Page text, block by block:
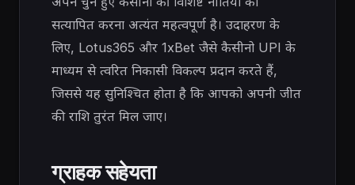
सत्यापित करना अत्यंत महत्वपूर्ण है। उदाहरण के
लिए, Lotus365 और 1xBet जैसे कैसीनो UPI के
माध्यम से त्वरित निकासी विकल्प प्रदान करते हैं,
जिससे यह सुनिश्चित होता है कि आपको अपनी जीत
की राशि तुरंत मिल जाए।
ग्राहक सहेयता